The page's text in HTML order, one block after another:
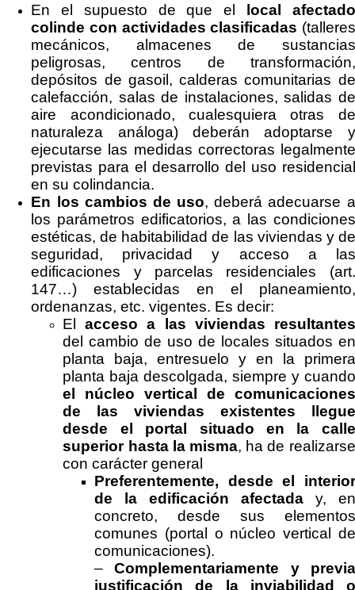
En el supuesto de que el local afectado
colinde con actividades clasificadas (talleres
mecánicos, almacenes de sustancias
peligrosas, centros de transformación,
depósitos de gasoil, calderas comunitarias de
calefacción, salas de instalaciones, salidas de
aire acondicionado, cualesquiera otras de
naturaleza análoga) deberán adoptarse y
ejecutarse las medidas correctoras legalmente
previstas para el desarrollo del uso residencial
en su colindancia.
En los cambios de uso, deberá adecuarse a
los parámetros edificatorios, a las condiciones
estéticas, de habitabilidad de las viviendas y de
seguridad, privacidad y acceso a las
edificaciones y parcelas residenciales (art.
147…) establecidas en el planeamiento,
ordenanzas, etc. vigentes. Es decir:
Elacceso a las viviendas resultantes
del cambio de uso de locales situados en
planta baja, entresuelo y en la primera
planta baja descolgada, siempre y cuando
el núcleo vertical de comunicaciones
de las viviendas existentes llegue
desde el portal situado en la calle
superior hasta la misma, ha de realizarse
con carácter general
Preferentemente, desde el interior
de la edificación afectaday, en
concreto, desde sus elementos
comunes (portal o núcleo vertical de
comunicaciones).
–Complementariamente y previa
justificación de la inviabilidad o